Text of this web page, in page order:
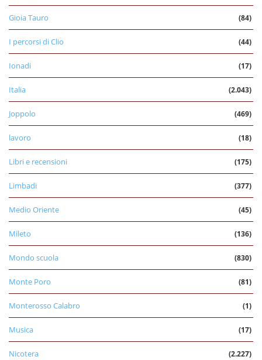
Gioia Tauro (84)
I percorsi di Clio (44)
Ionadi (17)
Italia (2.043)
Joppolo (469)
lavoro (18)
Libri e recensioni (175)
Limbadi (377)
Medio Oriente (45)
Mileto (136)
Mondo scuola (830)
Monte Poro (81)
Monterosso Calabro (1)
Musica (17)
Nicotera (2.227)